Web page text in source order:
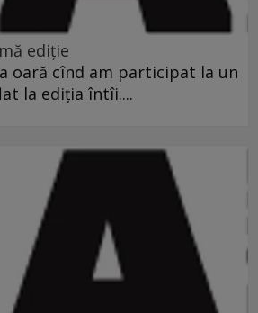
ediţie
oară cînd am participat la un
la ediţia întîi....